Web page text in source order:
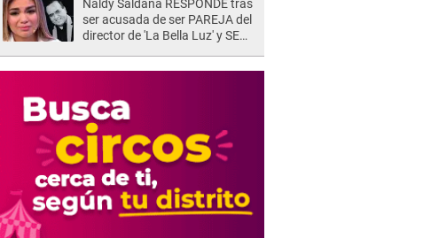
Naldy Saldaña RESPONDE tras
ser acusada de ser PAREJA del
director de 'La Bella Luz' y SE